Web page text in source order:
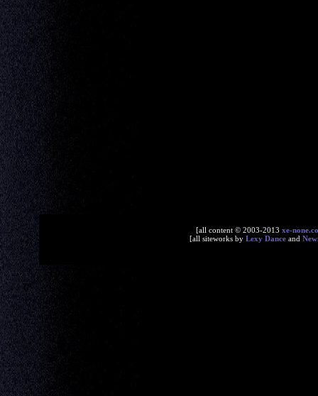
[all content © 2003-2013 xe-
[all siteworks by Lexy Danceand